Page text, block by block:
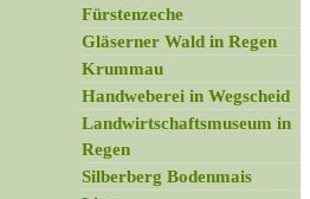
Fürstenzeche
Gläserner Wald in Regen
Krummau
Handweberei in Wegscheid
Landwirtschaftsmuseum in
Regen
Silberberg Bodenmais